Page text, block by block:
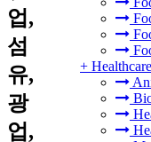
+ Healthcare
업,
섬
유,
광
업,